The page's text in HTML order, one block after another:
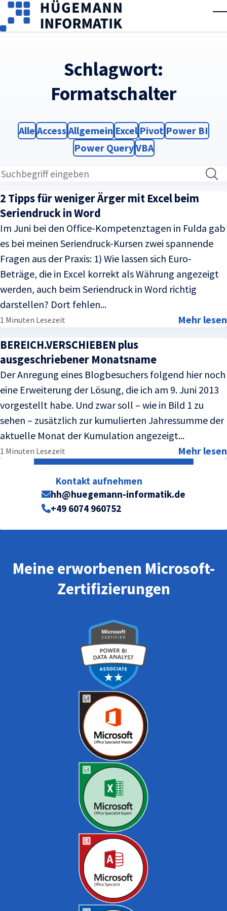
Skip to main content
Schlagwort:
Formatschalter
Filter
Alle Filter
Access Filter
Allgemein Filter
Excel Filter
Pivot Filter
Power BI
Filter
Power QueryFilter
VBA
2 Tipps für weniger Ärger mit Excel beim
Seriendruck in Word
Im Juni bei den Office-Kompetenztagen in Fulda gab
es bei meinen Seriendruck-Kursen zwei spannende
Fragen aus der Praxis: 1) Wie lassen sich Euro-
Beträge, die in Excel korrekt als Währung angezeigt
werden, auch beim Seriendruck in Word richtig
darstellen? Dort fehlen...
1 Minuten Lesezeit Mehr lesen
BEREICH.VERSCHIEBEN plus
ausgeschriebener Monatsname
Der Anregung eines Blogbesuchers folgend hier noch
eine Erweiterung der Lösung, die ich am 9. Juni 2013
vorgestellt habe. Und zwar soll – wie in Bild 1 zu
sehen – zusätzlich zur kumulierten Jahressumme der
aktuelle Monat der Kumulation angezeigt...
1 Minuten Lesezeit Mehr lesen
Kontakt aufnehmen
hh@huegemann-informatik.de
+49 6074 960752
Meine erworbenen Microsoft-
Zertifizierungen